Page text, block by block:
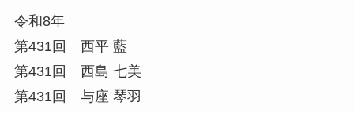
令和8年
第431回 西平 藍
第431回 西島 七美
第431回 与座 琴羽